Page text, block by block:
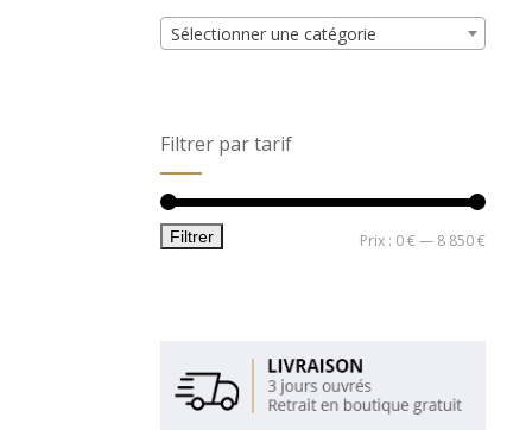
Sélectionner une catégorie
Filtrer par tarif
Prix
Prix
Filtrer Prix : 0 €— 8 850 €